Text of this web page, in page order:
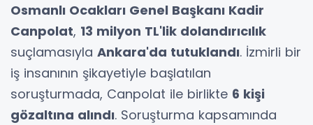
Osmanlı Ocakları Genel Başkanı Kadir
Canpolat, 13 milyon TL'lik dolandırıcılık
suçlamasıyla Ankara'da tutuklandı. İzmirli bir
iş insanının şikayetiyle başlatılan
soruşturmada, Canpolat ile birlikte 6 kişi
gözaltına alındı. Soruşturma kapsamında